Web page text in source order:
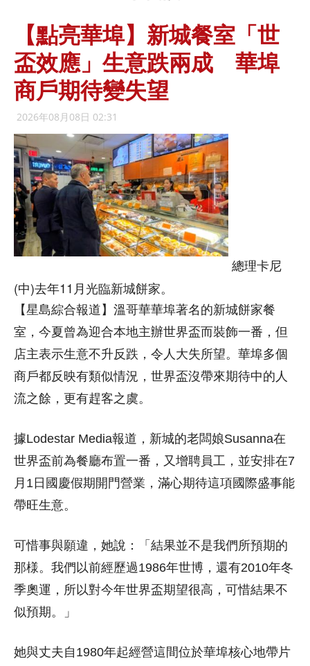
【點亮華埠】新城餐室「世
盃效應」生意跌兩成 華埠
商戶期待變失望
2026年08月08日 02:31
總理卡尼
(中)去年11月光臨新城餅家。
【星島綜合報道】溫哥華華埠著名的新城餅家餐
室，今夏曾為迎合本地主辦世界盃而裝飾一番，但
店主表示生意不升反跌，令人大失所望。華埠多個
商戶都反映有類似情況，世界盃沒帶來期待中的人
流之餘，更有趕客之虞。
據Lodestar Media報道，新城的老闆娘Susanna在
世界盃前為餐廳布置一番，又增聘員工，並安排在7
月1日國慶假期開門營業，滿心期待這項國際盛事能
帶旺生意。
可惜事與願違，她說：「結果並不是我們所預期的
那様。我們以前經歷過1986年世博，還有2010年冬
季奧運，所以對今年世界盃期望很高，可惜結果不
似預期。」
她與丈夫自1980年起經營這間位於華埠核心地帶片